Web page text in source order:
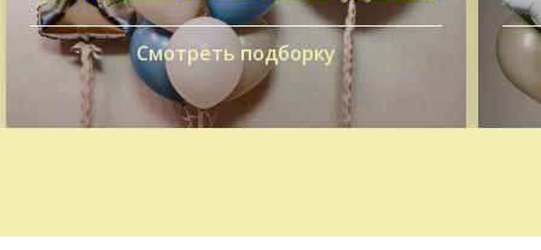
Смотреть подборку